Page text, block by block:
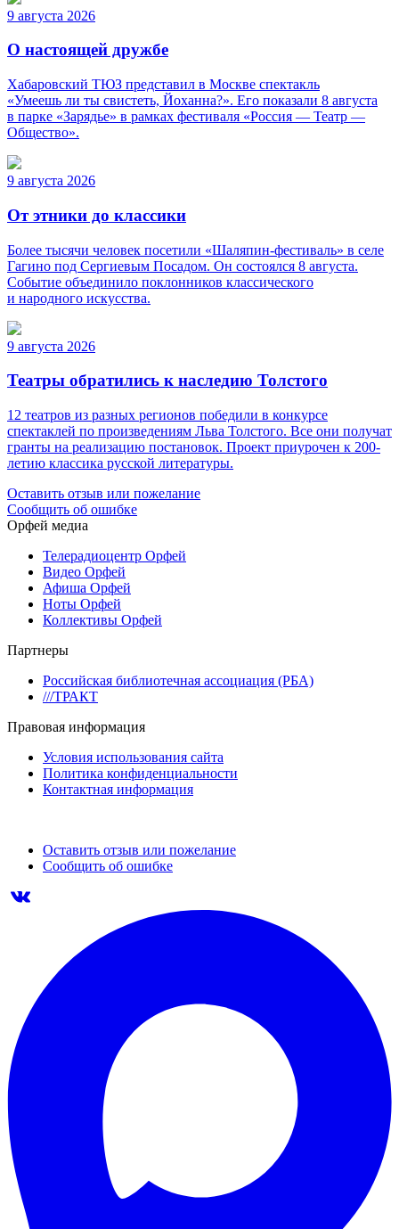
9 августа 2026
О настоящей дружбе
Хабаровский ТЮЗ представил в Москве спектакль
«Умеешь ли ты свистеть, Йоханна?». Его показали 8 августа
в парке «Зарядье» в рамках фестиваля «Россия — Театр —
Общество».
9 августа 2026
От этники до классики
Более тысячи человек посетили «Шаляпин-фестиваль» в селе
Гагино под Сергиевым Посадом. Он состоялся 8 августа.
Событие объединило поклонников классического
и народного искусства.
9 августа 2026
Театры обратились к наследию Толстого
12 театров из разных регионов победили в конкурсе
спектаклей по произведениям Льва Толстого. Все они получат
гранты на реализацию постановок. Проект приурочен к 200-
летию классика русской литературы.
Оставить отзыв или пожелание
Сообщить об ошибке
Орфей медиа
Телерадиоцентр Орфей
Видео Орфей
Афиша Орфей
Ноты Орфей
Коллективы Орфей
Партнеры
Российская библиотечная ассоциация (РБА)
///ТРАКТ
Правовая информация
Условия использования сайта
Политика конфиденциальности
Контактная информация
Оставить отзыв или пожелание
Сообщить об ошибке